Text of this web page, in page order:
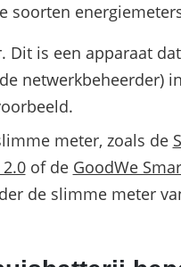
soorten
Dit is een apparaat
netwerkbeheerder)
meter, zoals de
of de GoodWe
de slimme meter